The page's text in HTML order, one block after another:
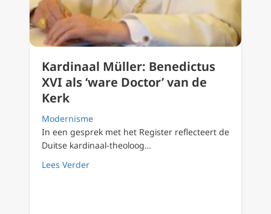
Kardinaal Müller: Benedictus
XVI als ‘ware Doctor’ van de
Kerk
Modernisme
In een gesprek met het Register reflecteert de
Duitse kardinaal-theoloog…
Lees Verderabout Kardinaal Müller: Benedictus XVI als